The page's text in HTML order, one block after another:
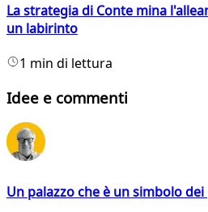
La strategia di Conte mina
un labirinto
1 min di lettura
Idee e commenti
Un palazzo che è un simbolo